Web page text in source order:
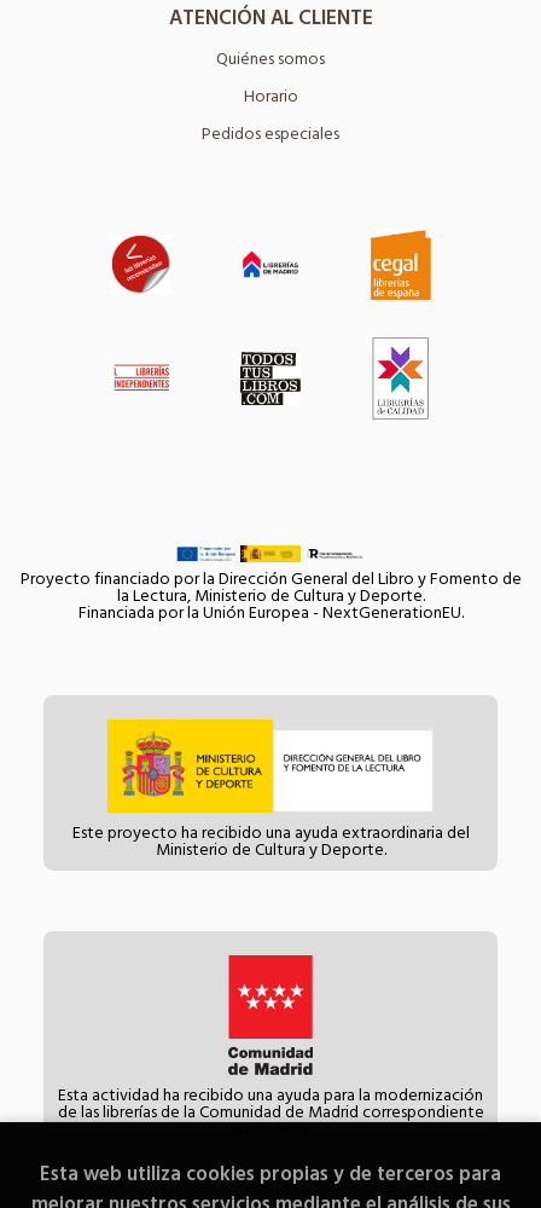
ATENCIÓN AL CLIENTE
Quiénes somos
Horario
Pedidos especiales
Proyecto financiado por la Dirección General del Libro y Fomento de
la Lectura, Ministerio de Cultura y Deporte.
Financiada por la Unión Europea - NextGenerationEU.
Este proyecto ha recibido una ayuda extraordinaria del
Ministerio de Cultura y Deporte.
Esta actividad ha recibido una ayuda para la modernización
de las librerías de la Comunidad de Madrid correspondiente
al año 2021.
Esta web utiliza cookies propias y de terceros para